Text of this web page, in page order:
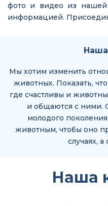
фото и видео из
информацией.
Мы хотим изменить
животных. Показать,
где счастливы и
и общаются с ними.
молодого
животным, чтобы оно
случаях,
Наша